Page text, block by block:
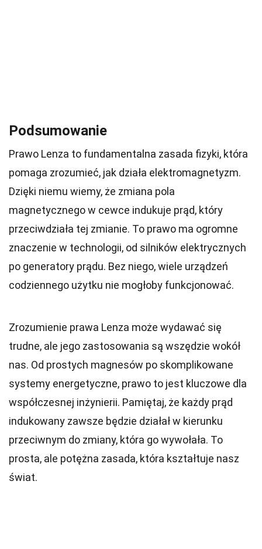
Podsumowanie
Prawo Lenza to fundamentalna zasada fizyki, która
pomaga zrozumieć, jak działa elektromagnetyzm.
Dzięki niemu wiemy, że zmiana pola
magnetycznego w cewce indukuje prąd, który
przeciwdziała tej zmianie. To prawo ma ogromne
znaczenie w technologii, od silników elektrycznych
po generatory prądu. Bez niego, wiele urządzeń
codziennego użytku nie mogłoby funkcjonować.
Zrozumienie prawa Lenza może wydawać się
trudne, ale jego zastosowania są wszędzie wokół
nas. Od prostych magnesów po skomplikowane
systemy energetyczne, prawo to jest kluczowe dla
współczesnej inżynierii. Pamiętaj, że każdy prąd
indukowany zawsze będzie działał w kierunku
przeciwnym do zmiany, która go wywołała. To
prosta, ale potężna zasada, która kształtuje nasz
świat.